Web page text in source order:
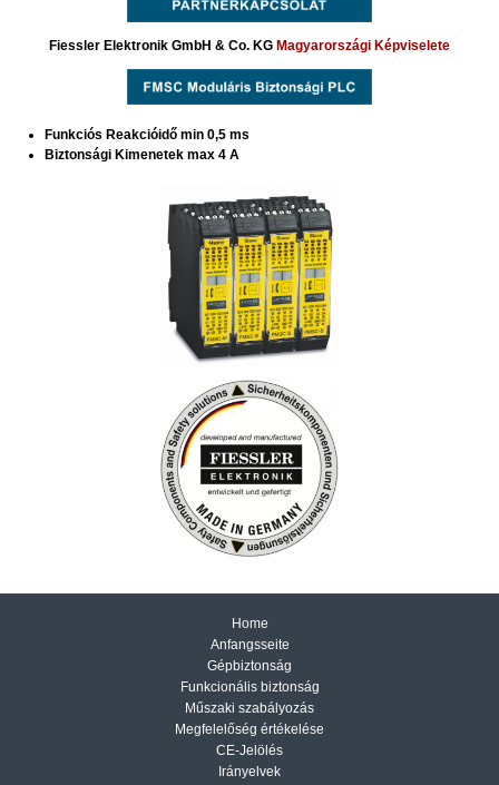
Fiessler Elektronik GmbH & Co. KG Magyarországi Képviselete
Funkciós Reakcióidő min 0,5 ms
Biztonsági Kimenetek max 4 A
Home
Anfangsseite
Gépbiztonság
Funkcionális biztonság
Műszaki szabályozás
Megfelelőség értékelése
CE-Jelölés
Irányelvek